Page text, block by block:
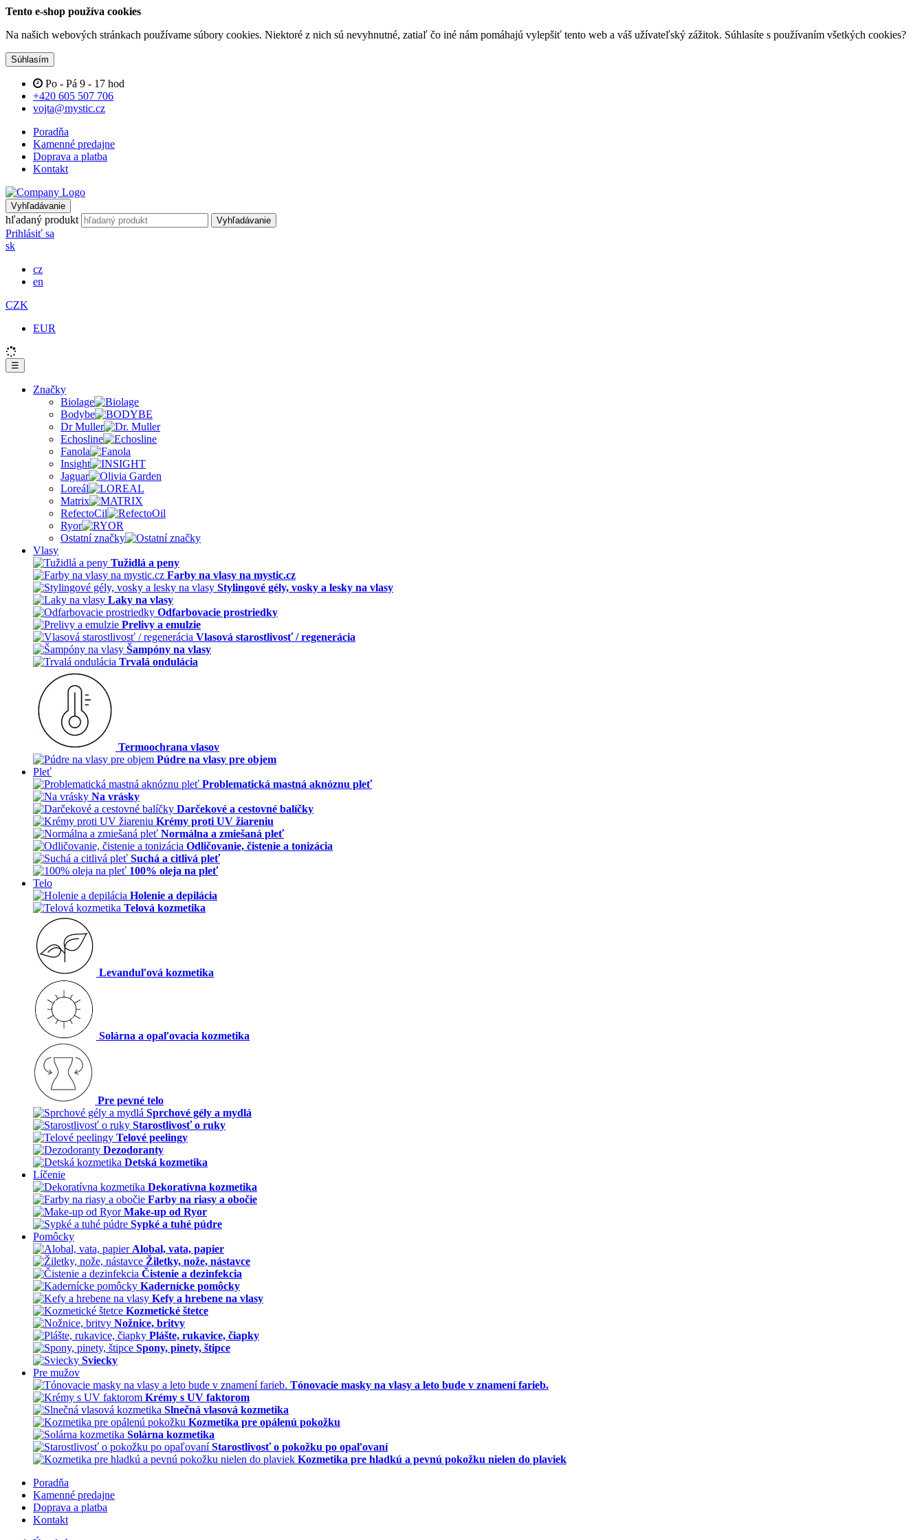
Tento e-shop používa cookies
Na našich webových stránkach používame súbory cookies. Niektoré z nich sú nevyhnutné, zatiaľ čo iné nám pomáhajú vylepšiť tento web a váš užívateľský zážitok. Súhlasíte s používaním všetkých cookies?
Súhlasím
Po - Pá 9 - 17 hod
+420 605 507 706
vojta@mystic.cz
Poradňa
Kamenné predajne
Doprava a platba
Kontakt
Vyhľadávanie
hľadaný produkt Vyhľadávanie
Prihlásiť sa
sk
cz
en
CZK
EUR
☰
Značky
Biolage
Bodybe
Dr Muller
Echosline
Fanola
Insight
Jaguar
Loreál
Matrix
RefectoCil
Ryor
Ostatní značky
Vlasy
Tužidlá a peny
Farby na vlasy na mystic.cz
Stylingové gély, vosky a lesky na vlasy
Laky na vlasy
Odfarbovacie prostriedky
Prelivy a emulzie
Vlasová starostlivosť / regenerácia
Šampóny na vlasy
Trvalá ondulácia
Termoochrana vlasov
Púdre na vlasy pre objem
Pleť
Problematická mastná aknóznu pleť
Na vrásky
Darčekové a cestovné balíčky
Krémy proti UV žiareniu
Normálna a zmiešaná pleť
Odličovanie, čistenie a tonizácia
Suchá a citlivá pleť
100% oleja na pleť
Telo
Holenie a depilácia
Telová kozmetika
Levanduľová kozmetika
Solárna a opaľovacia kozmetika
Pre pevné telo
Sprchové gély a mydlá
Starostlivosť o ruky
Telové peelingy
Dezodoranty
Detská kozmetika
Líčenie
Dekoratívna kozmetika
Farby na riasy a obočie
Make-up od Ryor
Sypké a tuhé púdre
Pomôcky
Alobal, vata, papier
Žiletky, nože, nástavce
Čistenie a dezinfekcia
Kadernícke pomôcky
Kefy a hrebene na vlasy
Kozmetické štetce
Nožnice, britvy
Plášte, rukavice, čiapky
Spony, pinety, štipce
Sviecky
Pre mužov
Tónovacie masky na vlasy a leto bude v znamení farieb.
Krémy s UV faktorom
Slnečná vlasová kozmetika
Kozmetika pre opálenú pokožku
Solárna kozmetika
Starostlivosť o pokožku po opaľovaní
Kozmetika pre hladkú a pevnú pokožku nielen do plaviek
Poradňa
Kamenné predajne
Doprava a platba
Kontakt